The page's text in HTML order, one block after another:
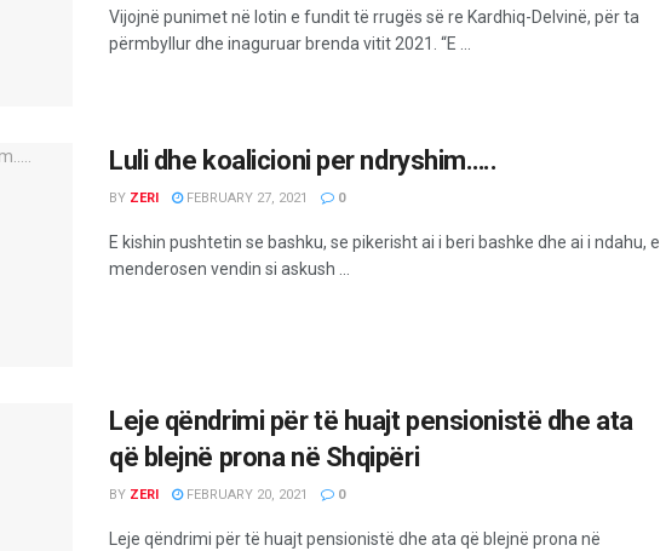
Vijojnë punimet në lotin e fundit të rrugës së re Kardhiq-Delvinë, për ta
përmbyllur dhe inaguruar brenda vitit 2021. “E ...
Luli dhe koalicioni per ndryshim…..
BY ZERI FEBRUARY 27, 2021 0
E kishin pushtetin se bashku, se pikerisht ai i beri bashke dhe ai i ndahu, e
menderosen vendin si askush ...
Leje qëndrimi për të huajt pensionistë dhe ata
që blejnë prona në Shqipëri
BY ZERI FEBRUARY 20, 2021 0
Leje qëndrimi për të huajt pensionistë dhe ata që blejnë prona në